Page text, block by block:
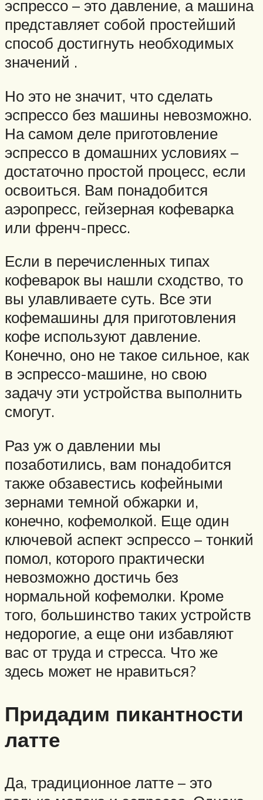
эспрессо – это давление, а машина
представляет собой простейший
способ достигнуть необходимых
значений .
Но это не значит, что сделать
эспрессо без машины невозможно.
На самом деле приготовление
эспрессо в домашних условиях –
достаточно простой процесс, если
освоиться. Вам понадобится
аэропресс, гейзерная кофеварка
или френч-пресс.
Если в перечисленных типах
кофеварок вы нашли сходство, то
вы улавливаете суть. Все эти
кофемашины для приготовления
кофе используют давление.
Конечно, оно не такое сильное, как
в эспрессо-машине, но свою
задачу эти устройства выполнить
смогут.
Раз уж о давлении мы
позаботились, вам понадобится
также обзавестись кофейными
зернами темной обжарки и,
конечно, кофемолкой. Еще один
ключевой аспект эспрессо – тонкий
помол, которого практически
невозможно достичь без
нормальной кофемолки. Кроме
того, большинство таких устройств
недорогие, а еще они избавляют
вас от труда и стресса. Что же
здесь может не нравиться?
Придадим пикантности
латте
Да, традиционное латте – это